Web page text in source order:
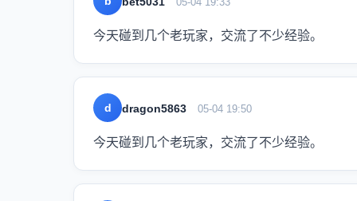
今天碰到几个老玩家，交流了不少经验。
d dragon5863 05-04 19:50
今天碰到几个老玩家，交流了不少经验。